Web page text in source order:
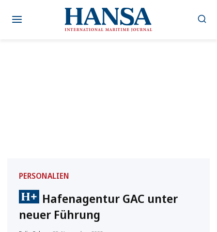
Inhalt
PERSONALIEN
Hafenagentur GAC unter
neuer Führung